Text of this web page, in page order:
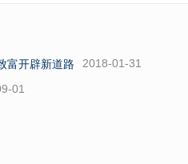
富开辟新道路 2018-01-31
01